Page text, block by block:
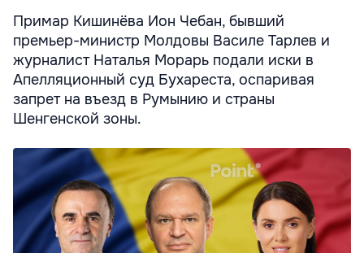
Примар Кишинёва Ион Чебан, бывший
премьер-министр Молдовы Василе Тарлев и
журналист Наталья Морарь подали иски в
Апелляционный суд Бухареста, оспаривая
запрет на въезд в Румынию и страны
Шенгенской зоны.